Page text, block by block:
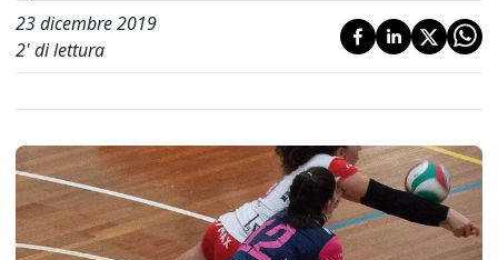
23 dicembre 2019
2' di lettura